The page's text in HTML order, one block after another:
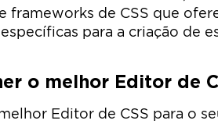
frameworks de CSS que
para a criação de
o melhor Editor de
Editor de CSS para o